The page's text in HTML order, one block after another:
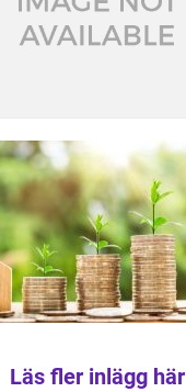
Läs fler inlägg här